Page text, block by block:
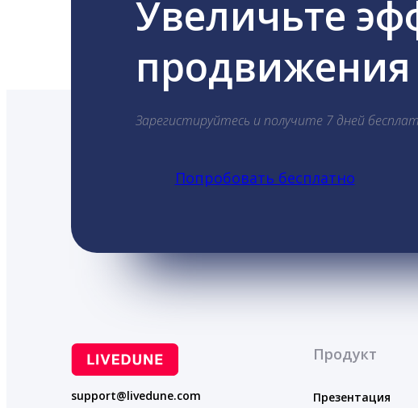
Увеличьте
продвижения
Зарегистируйтесь и получите 7 дней
Попробовать бесплатно
support@livedune.com
Продукт
Презентация